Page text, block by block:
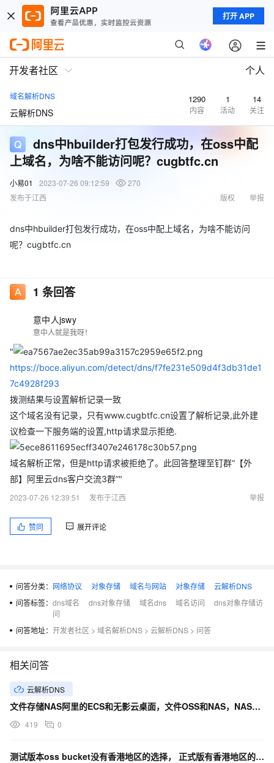
打开 APP
开发者社区 个人
域名解析DNS
云解析DNS
1290
内容
1
活动
14
关注
dns中hbuilder打包发行成功，在oss中配
上域名，为啥不能访问呢？cugbtfc.cn
小易01 2023-07-26 09:12:59
270
发布于江西
举报
版权
dns中hbuilder打包发行成功，在oss中配上域名，为啥不能访问
呢？cugbtfc.cn
1 条回答
意中人jswy
意中人就是我呀！
"
https://boce.aliyun.com/detect/dns/f7fe231e509d4f3db31de1
7c4928f293
拨测结果与设置解析记录一致
这个域名没有记录，只有www.cugbtfc.cn设置了解析记录,此外建
议检查一下服务端的设置,http请求显示拒绝.
域名解析正常，但是http请求被拒绝了。此回答整理至钉群“【外
部】阿里云dns客户交流3群”"
2023-07-26 12:39:51
发布于江西 举报
赞同 展开评论
问答分类： 网络协议 对象存储 域名与网站 对象存储
云解析DNS
问答标签： dns域名 dns对象存储 域名dns 域名访问
dns对象存储访
问
问答地址： 开发者社区 > 域名解析DNS > 云解析DNS > 问答
相关问答
云解析DNS
文件存储NAS阿里的ECS和无影云桌面，文件OSS和NAS，NAS最好配置DNS，会自动挂载怎么办？
419 0
测试版本oss bucket没有香港地区的选择， 正式版有香港地区的选择吗？DNS、OSS怎样收费？